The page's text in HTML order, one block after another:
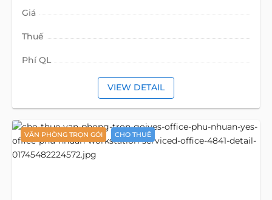
Giá
Thuế
Phí QL
VIEW DETAIL
VĂN PHÒNG TRỌN GÓI CHO THUÊ